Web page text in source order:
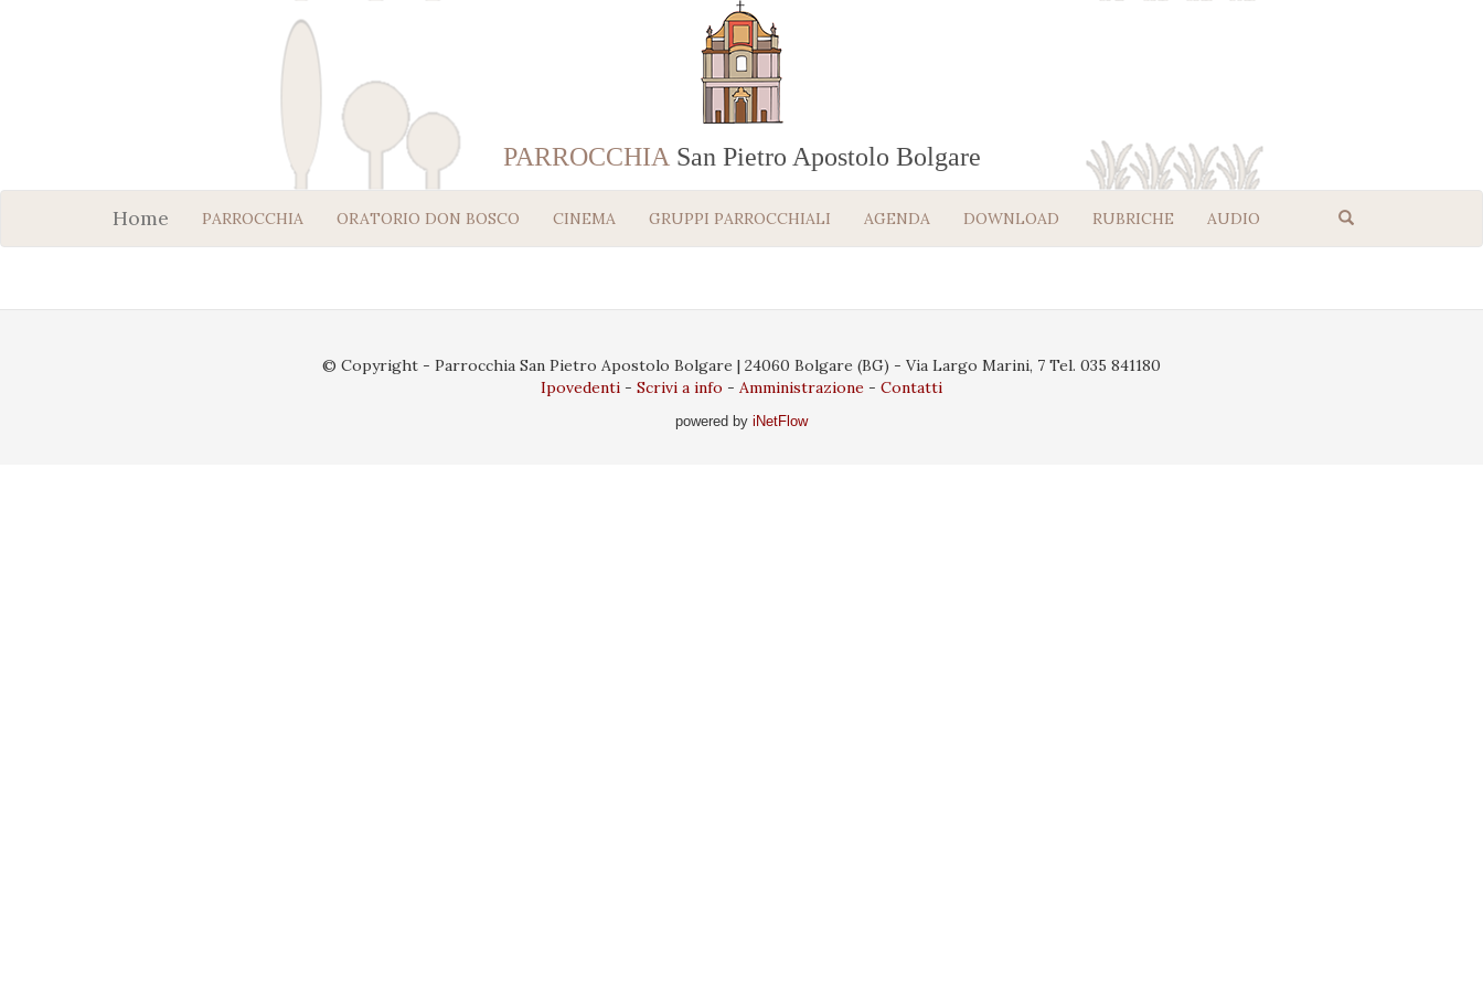
PARROCCHIA San Pietro Apostolo Bolgare
Home PARROCCHIA ORATORIO DON BOSCO CINEMA GRUPPI PARROCCHIALI AGENDA DOWNLOAD RUBRICHE AUDIO
© Copyright - Parrocchia San Pietro Apostolo Bolgare | 24060 Bolgare (BG) - Via Largo Marini, 7 Tel. 035 841180
Ipovedenti
Scrivi a info Amministrazione Contatti
powered by iNetFlow